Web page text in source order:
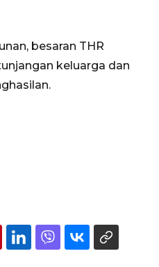
besaran THR
keluarga dan